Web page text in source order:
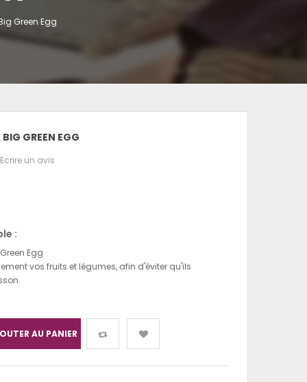
Green Egg
GREEN EGG
Ecrire un avis
:
Egg
vos fruits et légumes, afin d'éviter qu'ils
AU PANIER